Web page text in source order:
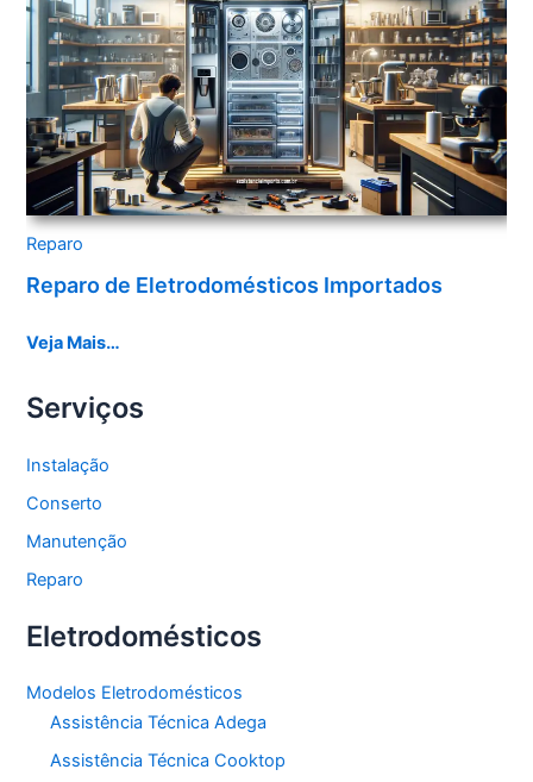
Reparo
Reparo de Eletrodomésticos Importados
Veja Mais…
Serviços
Instalação
Conserto
Manutenção
Reparo
Eletrodomésticos
Modelos Eletrodomésticos
Assistência Técnica Adega
Assistência Técnica Cooktop